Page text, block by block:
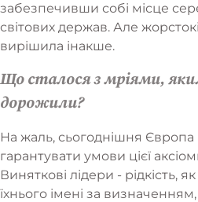
забезпечивши собі місце
світових держав. Але
вирішила інакше.
Що сталося з мріями,
дорожили?
На жаль, сьогоднішня Європа
гарантувати умови цієї
Виняткові лідери - рідкість,
їхнього імені за